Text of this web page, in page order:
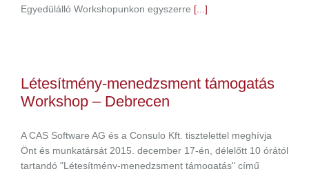
Egyedülálló Workshopunkon egyszerre [...]
Létesítmény-menedzsment támogatás
Workshop – Debrecen
A CAS Software AG és a Consulo Kft. tisztelettel meghívja
Önt és munkatársát 2015. december 17-én, délelőtt 10 órától
tartandó "Létesítmény-menedzsment támogatás" című